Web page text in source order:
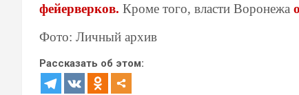
фейерверков. Кроме того, власти Воронежа
Фото: Личный архив
Рассказать об этом: